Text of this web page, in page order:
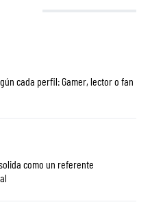
cada perfil: Gamer, lector o fan
como un referente